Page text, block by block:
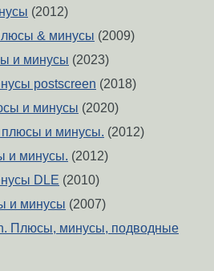
(2012)
& минусы (2009)
и минусы (2023)
postscreen (2018)
и минусы (2020)
плюсы и минусы. (2012)
и минусы. (2012)
DLE (2010)
и минусы (2007)
Плюсы, минусы, подводные